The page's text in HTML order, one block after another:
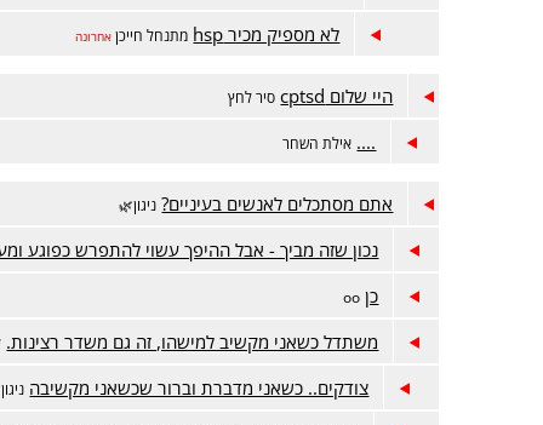
לא מספיק מכיר hsp מתנחל חייכן אחרונה
היי שלום cptsd סיר לחץ
.... אילת השחר
אתם מסתכלים לאנשים בעיניים? ניגון🌿
נכון שזה מביך - אבל ההיפך עשוי להתפרש כפוגע
כן oo
משתדל כשאני מקשיב למישהו, זה גם משדר רצינות.
צודקים.. כשאני מדברת וברור שכשאני מקשיבה